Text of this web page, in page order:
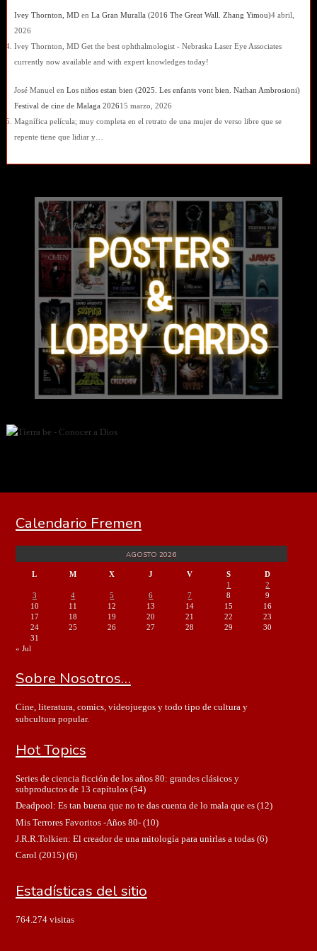
Ivey Thornton, MDen La Gran Muralla (2016 The Great Wall. Zhang Yimou)4 abril,
2026
Ivey Thornton, MD Get the best ophthalmologist - Nebraska Laser Eye Associates
currently now available and with expert knowledges today!
José Manuel en Los niños estan bien (2025. Les enfants vont bien. Nathan Ambrosioni)
Festival de cine de Malaga 202615 marzo, 2026
Magnífica película; muy completa en el retrato de una mujer de verso libre que se
repente tiene que lidiar y…
Calendario Fremen
AGOSTO 2026
L M X J V S
D
1
2
3
4 5 6 7 8
9
10
11 12 13 14 15
16
17
18 19 20 21 22
23
24
25 26 27 28 29
30
31
« Jul
Sobre Nosotros…
Cine, literatura, comics, videojuegos y todo tipo de cultura y
subcultura popular.
Hot Topics
Series de ciencia ficción de los años 80: grandes clásicos y
subproductos de 13 capítulos(54)
Deadpool: Es tan buena que no te das cuenta de lo mala que es(12)
Mis Terrores Favoritos -Años 80-(10)
J.R.R.Tolkien: El creador de una mitología para unirlas a todas(6)
Carol (2015)(6)
Estadísticas del sitio
764.274 visitas